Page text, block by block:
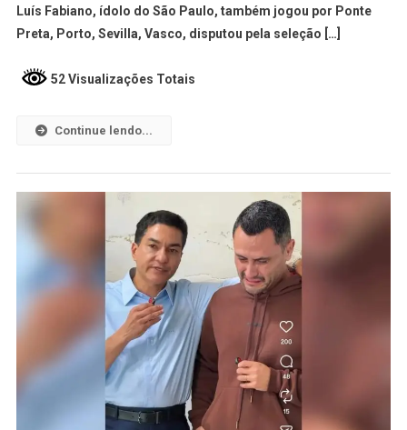
Luís Fabiano, ídolo do São Paulo, também jogou por Ponte
Preta, Porto, Sevilla, Vasco, disputou pela seleção […]
52 Visualizações Totais
Continue lendo...